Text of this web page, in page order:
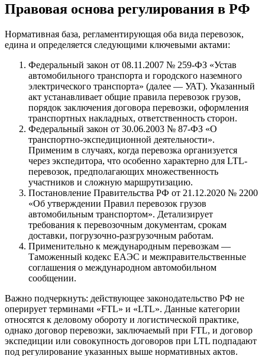
Правовая основа регулирования в РФ
Нормативная база, регламентирующая оба вида перевозок,
едина и определяется следующими ключевыми актами:
Федеральный закон от 08.11.2007 № 259-ФЗ «Устав
автомобильного транспорта и городского наземного
электрического транспорта» (далее — УАТ). Указанный
акт устанавливает общие правила перевозок грузов,
порядок заключения договора перевозки, оформления
транспортных накладных, ответственность сторон.
Федеральный закон от 30.06.2003 № 87-ФЗ «О
транспортно-экспедиционной деятельности».
Применим в случаях, когда перевозка организуется
через экспедитора, что особенно характерно для LTL-
перевозок, предполагающих множественность
участников и сложную маршрутизацию.
Постановление Правительства РФ от 21.12.2020 № 2200
«Об утверждении Правил перевозок грузов
автомобильным транспортом». Детализирует
требования к перевозочным документам, срокам
доставки, погрузочно-разгрузочным работам.
Применительно к международным перевозкам —
Таможенный кодекс ЕАЭС и межправительственные
соглашения о международном автомобильном
сообщении.
Важно подчеркнуть: действующее законодательство РФ не
оперирует терминами «FTL» и «LTL». Данные категории
относятся к деловому обороту и логистической практике,
однако договор перевозки, заключаемый при FTL, и договор
экспедиции или совокупность договоров при LTL подпадают
под регулирование указанных выше нормативных актов.